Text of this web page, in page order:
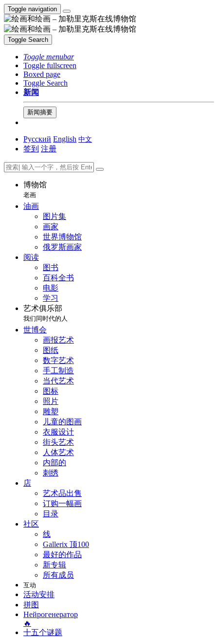
Toggle navigation
Toggle Search
Toggle menubar
Toggle fullscreen
Boxed page
Toggle Search
新闻
新闻摘要
Русский English 中文
签到 注册
博物馆
老画
油画
图片集
画家
世界博物馆
俄罗斯画家
阅读
图书
百科全书
电影
学习
艺术俱乐部
我们同时代的人
世博会
画报艺术
图纸
数字艺术
手工制造
当代艺术
图标
照片
雕塑
儿童的图画
衣服设计
街头艺术
人体艺术
内部的
刺绣
店
艺术品出售
订购一幅画
目录
社区
线
Gallerix 顶100
最好的作品
新专辑
所有成员
互动
活动安排
拼图
Нейрогенератор
🔥
十五个谜题